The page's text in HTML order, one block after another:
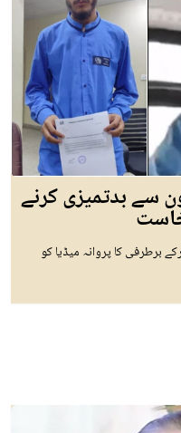
سے بدتمیزی کرنے
کا پروانہ میڈیا کو